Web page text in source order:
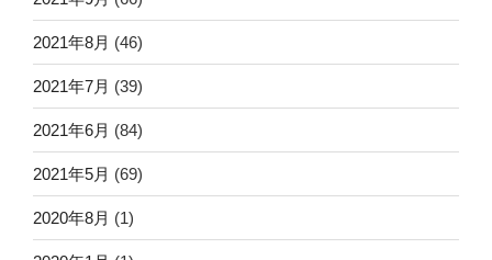
2021年8月 (46)
2021年7月 (39)
2021年6月 (84)
2021年5月 (69)
2020年8月 (1)